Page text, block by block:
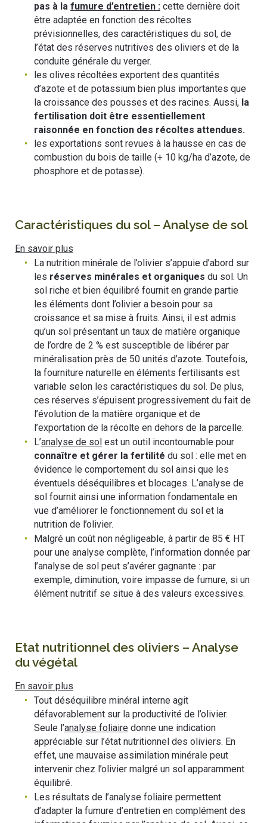
pas à la fumure d’entretien : cette dernière doit
être adaptée en fonction des récoltes
prévisionnelles, des caractéristiques du sol, de
l’état des réserves nutritives des oliviers et de la
conduite générale du verger.
les olives récoltées exportent des quantités
d’azote et de potassium bien plus importantes que
la croissance des pousses et des racines. Aussi, la
fertilisation doit être essentiellement
raisonnée en fonction des récoltes attendues.
les exportations sont revues à la hausse en cas de
combustion du bois de taille (+ 10 kg/ha d’azote, de
phosphore et de potasse).
Caractéristiques du sol – Analyse de sol
En savoir plus
La nutrition minérale de l’olivier s’appuie d’abord sur
les réserves minérales et organiques du sol. Un
sol riche et bien équilibré fournit en grande partie
les éléments dont l’olivier a besoin pour sa
croissance et sa mise à fruits. Ainsi, il est admis
qu’un sol présentant un taux de matière organique
de l’ordre de 2 % est susceptible de libérer par
minéralisation près de 50 unités d’azote. Toutefois,
la fourniture naturelle en éléments fertilisants est
variable selon les caractéristiques du sol. De plus,
ces réserves s’épuisent progressivement du fait de
l’évolution de la matière organique et de
l’exportation de la récolte en dehors de la parcelle.
L’analyse de sol est un outil incontournable pour
connaître et gérer la fertilité du sol : elle met en
évidence le comportement du sol ainsi que les
éventuels déséquilibres et blocages. L’analyse de
sol fournit ainsi une information fondamentale en
vue d’améliorer le fonctionnement du sol et la
nutrition de l’olivier.
Malgré un coût non négligeable, à partir de 85 € HT
pour une analyse complète, l’information donnée par
l’analyse de sol peut s’avérer gagnante : par
exemple, diminution, voire impasse de fumure, si un
élément nutritif se situe à des valeurs excessives.
Etat nutritionnel des oliviers – Analyse
du végétal
En savoir plus
Tout déséquilibre minéral interne agit
défavorablement sur la productivité de l’olivier.
Seule l’analyse foliaire donne une indication
appréciable sur l’état nutritionnel des oliviers. En
effet, une mauvaise assimilation minérale peut
intervenir chez l’olivier malgré un sol apparamment
équilibré.
Les résultats de l’analyse foliaire permettent
d’adapter la fumure d’entretien en complément des